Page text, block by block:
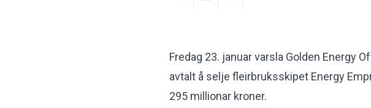
Fredag 23. januar varsla Golden Energy
avtalt å selje fleirbruksskipet Energy
295 millionar kroner.